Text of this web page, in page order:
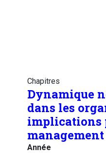
Chapitres
Dynamique
dans les
implications
management
Année